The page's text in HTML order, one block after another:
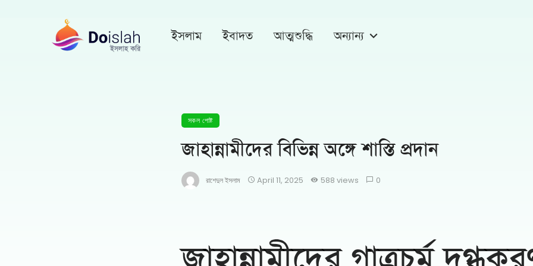
ইসলাম ইবাদত আত্মশুদ্ধি অন্যান্য
সকল পোষ্ট
জাহান্নামীদের বিভিন্ন অঙ্গে শাস্তি প্রদান
রাশেদুল ইসলাম April 11, 2025 588 views 0